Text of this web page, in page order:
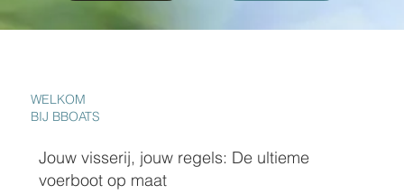
WELKOM
BIJ BBOATS
Jouw visserij, jouw regels: De ultieme
voerboot op maat